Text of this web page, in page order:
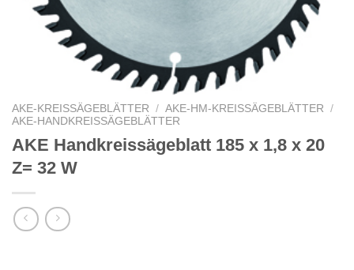
AKE-KREISSÄGEBLÄTTER / AKE-HM-KREISSÄGEBLÄTTER
/
AKE-HANDKREISSÄGEBLÄTTER
AKE Handkreissägeblatt 185 x 1,8 x 20
Z= 32 W